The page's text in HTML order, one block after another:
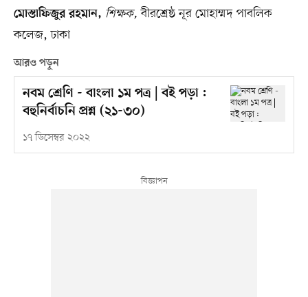
মোস্তাফিজুর রহমান, শিক্ষক, বীরশ্রেষ্ঠ নূর মোহাম্মদ পাবলিক
কলেজ, ঢাকা
আরও পড়ুন
নবম শ্রেণি - বাংলা ১ম পত্র | বই পড়া :
বহুনির্বাচনি প্রশ্ন (২১-৩০)
১৭ ডিসেম্বর ২০২২